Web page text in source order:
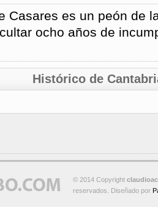
Casares es un peón de
ocho años de
Histórico de
© 2014 Copyright
reservados. Diseñado por